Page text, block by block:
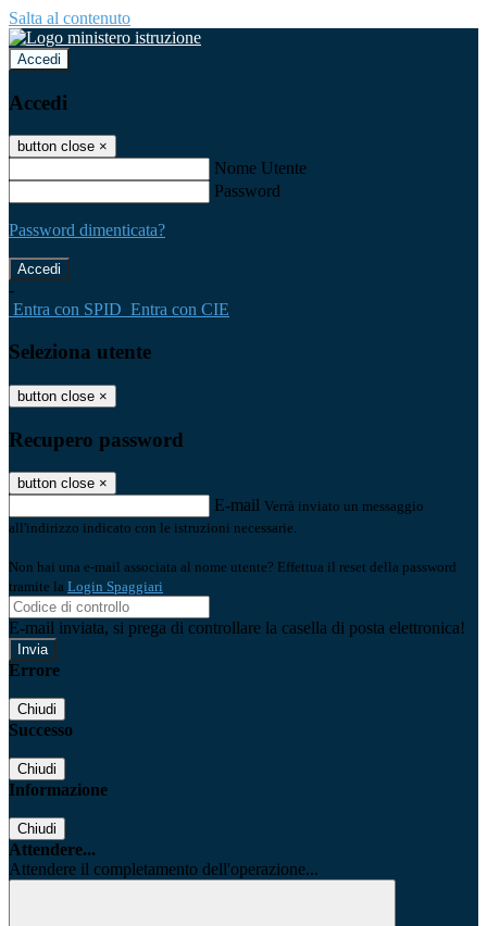
Salta al contenuto
Accedi
Accedi
button close ×
Nome Utente
Password
Password dimenticata?
-
Entra con SPID Entra con CIE
Seleziona utente
button close ×
Recupero password
button close ×
E-mail Verrà inviato un messaggio
all'indirizzo indicato con le istruzioni necessarie.
Non hai una e-mail associata al nome utente? Effettua il reset della password
tramite la Login Spaggiari
E-mail inviata, si prega di controllare la casella di posta elettronica!
Errore
Chiudi
Successo
Chiudi
Informazione
Chiudi
Attendere...
Attendere il completamento dell'operazione...